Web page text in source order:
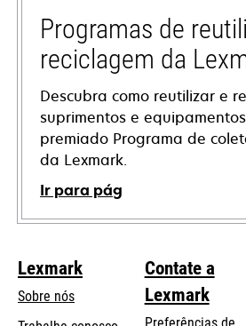
guiaProgramas de
reciclagem da
Descubra como reutilizar e
suprimentos e
premiado Programa de
da Lexmark.
Ir para pág
Lexmark
Sobre nós
Contate a
Lexmark